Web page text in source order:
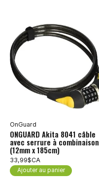
OnGuard
ONGUARD Akita 8041 câble
avec serrure à combinaison
(12mm x 185cm)
33,99$CA
Ajouter au panier